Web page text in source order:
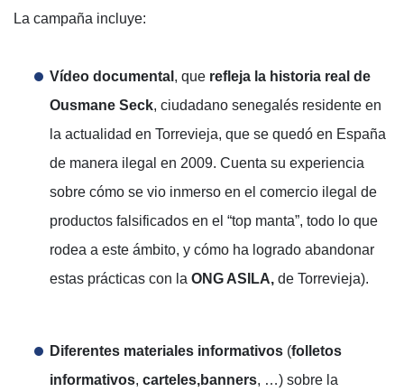
La campaña incluye:
Vídeo documental , que refleja la historia real de
Ousmane Seck, ciudadano senegalés residente en
la actualidad en Torrevieja, que se quedó en España
de manera ilegal en 2009. Cuenta su experiencia
sobre cómo se vio inmerso en el comercio ilegal de
productos falsificados en el “top manta”, todo lo que
rodea a este ámbito, y cómo ha logrado abandonar
estas prácticas con la ONG ASILA, de Torrevieja).
Diferentes materiales informativos (folletos
informativos, carteles,banners, …) sobre la